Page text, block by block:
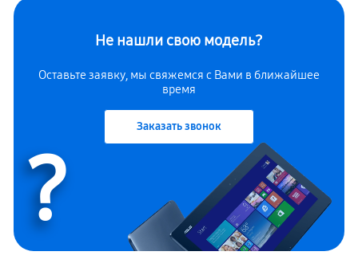
Не нашли свою модель?
Оставьте заявку, мы свяжемся с Вами в ближайшее
время
Заказать звонок
?